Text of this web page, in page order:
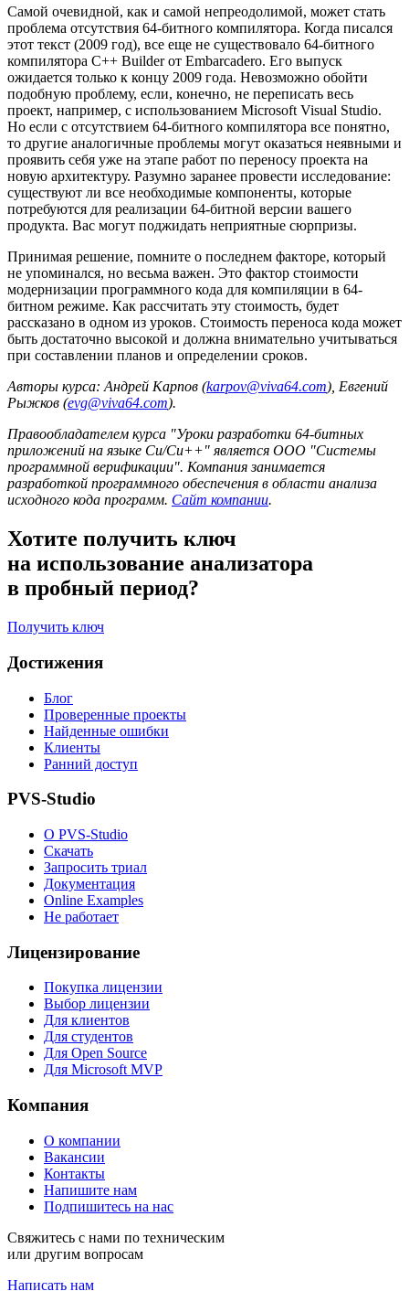
Самой очевидной, как и самой непреодолимой, может стать
проблема отсутствия 64-битного компилятора. Когда писался
этот текст (2009 год), все еще не существовало 64-битного
компилятора C++ Builder от Embarcadero. Его выпуск
ожидается только к концу 2009 года. Невозможно обойти
подобную проблему, если, конечно, не переписать весь
проект, например, с использованием Microsoft Visual Studio.
Но если с отсутствием 64-битного компилятора все понятно,
то другие аналогичные проблемы могут оказаться неявными и
проявить себя уже на этапе работ по переносу проекта на
новую архитектуру. Разумно заранее провести исследование:
существуют ли все необходимые компоненты, которые
потребуются для реализации 64-битной версии вашего
продукта. Вас могут поджидать неприятные сюрпризы.
Принимая решение, помните о последнем факторе, который
не упоминался, но весьма важен. Это фактор стоимости
модернизации программного кода для компиляции в 64-
битном режиме. Как рассчитать эту стоимость, будет
рассказано в одном из уроков. Стоимость переноса кода может
быть достаточно высокой и должна внимательно учитываться
при составлении планов и определении сроков.
Авторы курса: Андрей Карпов (karpov@viva64.com), Евгений
Рыжков (evg@viva64.com).
Правообладателем курса "Уроки разработки 64-битных
приложений на языке Си/Си++" является ООО "Системы
программной верификации". Компания занимается
разработкой программного обеспечения в области анализа
исходного кода программ. Сайт компании.
Хотите получить ключ
на использование анализатора
в пробный период?
Получить ключ
Достижения
Блог
Проверенные проекты
Найденные ошибки
Клиенты
Ранний доступ
PVS-Studio
О PVS-Studio
Скачать
Запросить триал
Документация
Online Examples
Не работает
Лицензирование
Покупка лицензии
Выбор лицензии
Для клиентов
Для студентов
Для Open Source
Для Microsoft MVP
Компания
О компании
Вакансии
Контакты
Напишите нам
Подпишитесь на нас
Свяжитесь с нами по техническим
или другим вопросам
Написать нам